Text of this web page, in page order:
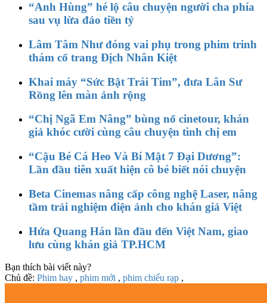
“Anh Hùng” hé lộ câu chuyện người cha phía
sau vụ lừa đảo tiền tỷ
Lâm Tâm Như đóng vai phụ trong phim trinh
thám cổ trang Địch Nhân Kiệt
Khai máy “Sức Bật Trái Tim”, đưa Lân Sư
Rồng lên màn ảnh rộng
“Chị Ngã Em Nâng” bùng nổ cinetour, khán
giả khóc cười cùng câu chuyện tình chị em
“Cậu Bé Cá Heo Và Bí Mật 7 Đại Dương”:
Lần đầu tiên xuất hiện cô bé biết nói chuyện
Beta Cinemas nâng cấp công nghệ Laser, nâng
tầm trải nghiệm điện ảnh cho khán giả Việt
Hứa Quang Hán lần đầu đến Việt Nam, giao
lưu cùng khán giả TP.HCM
Bạn thích bài viết này?
Chủ đề: Phim hay , phim mới , phim chiếu rạp ,